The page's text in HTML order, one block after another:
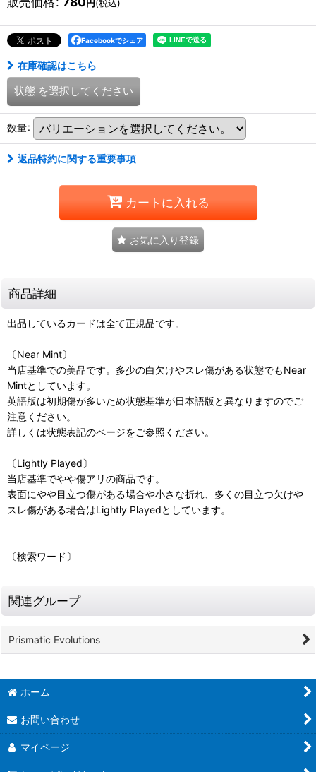
円(税込)
Facebookでシェア
在庫確認はこちら
状態 を選択してください
数量:
返品特約に関する重要事項
カートに入れる
お気に入り登録
商品詳細
出品しているカードは全て正規品です。
〔Near Mint〕
当店基準での美品です。多少の白欠けやスレ傷がある状態でもNear
Mintとしています。
英語版は初期傷が多いため状態基準が日本語版と異なりますのでご
注意ください。
詳しくは状態表記のページをご参照ください。
〔Lightly Played〕
当店基準でやや傷アリの商品です。
表面にやや目立つ傷がある場合や小さな折れ、多くの目立つ欠けや
スレ傷がある場合はLightly Playedとしています。
〔検索ワード〕
関連グループ
Prismatic Evolutions
ホーム
お問い合わせ
マイページ